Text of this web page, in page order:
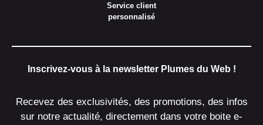
Service client
personnalisé
Inscrivez-vous à la newsletter Plumes du Web !
Recevez des exclusivités, des promotions, des infos
sur notre actualité, directement dans votre boite e-